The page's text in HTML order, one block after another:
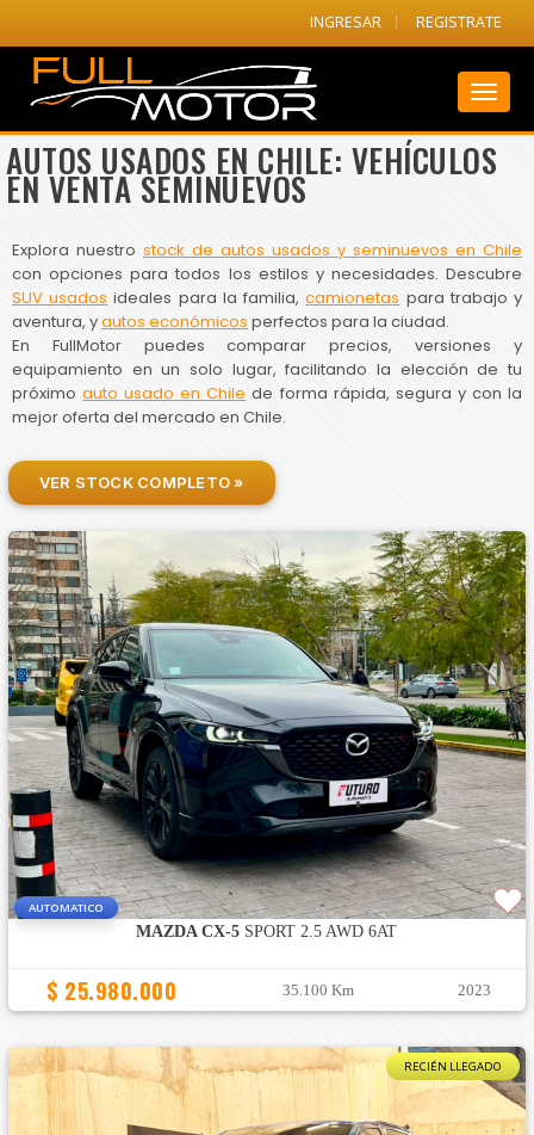
INGRESAR REGISTRATE
AUTOS USADOS EN CHILE: VEHÍCULOS
EN VENTA SEMINUEVOS
Explora nuestro stock de autos usados y seminuevos en Chile
con opciones para todos los estilos y necesidades. Descubre
SUV usados ideales para la familia,camionetas para trabajo y
aventura, yautos económicos perfectos para la ciudad.
En FullMotor puedes comparar precios, versiones y
equipamiento en un solo lugar, facilitando la elección de tu
próximoauto usado en Chile de forma rápida, segura y con la
mejor oferta del mercado en Chile.
VER STOCK COMPLETO »
AUTOMATICO
MAZDA CX-5 SPORT 2.5 AWD 6AT
$ 25.980.000 35.100 Km 2023
RECIÉN LLEGADO